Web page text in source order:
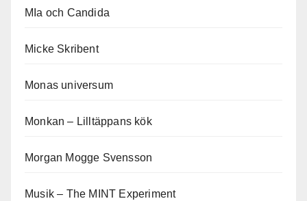
MIa och Candida
Micke Skribent
Monas universum
Monkan – Lilltäppans kök
Morgan Mogge Svensson
Musik – The MINT Experiment